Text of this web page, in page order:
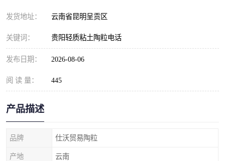
发货地址： 云南省昆明呈贡区
关键词： 贵阳轻质粘土陶粒电话
发布日期： 2026-08-06
阅 读 量： 445
产品描述
品牌 仕沃贸易陶粒
产地 云南